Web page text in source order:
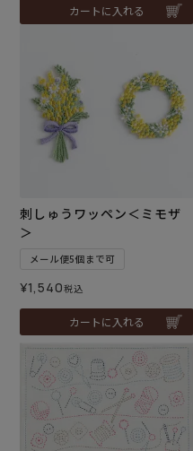
カートに入れる
刺しゅうワッペン＜ミモザ
＞
メール便5個まで可
¥1,540税込
カートに入れる